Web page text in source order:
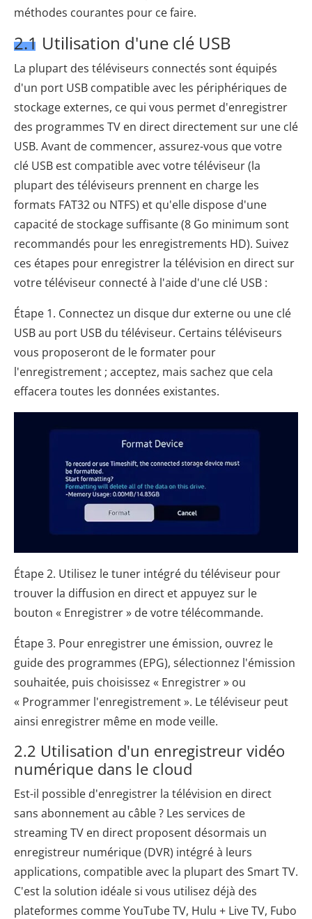
méthodes courantes pour ce faire.
2.1 Utilisation d'une clé USB
La plupart des téléviseurs connectés sont équipés
d'un port USB compatible avec les périphériques de
stockage externes, ce qui vous permet d'enregistrer
des programmes TV en direct directement sur une clé
USB. Avant de commencer, assurez-vous que votre
clé USB est compatible avec votre téléviseur (la
plupart des téléviseurs prennent en charge les
formats FAT32 ou NTFS) et qu'elle dispose d'une
capacité de stockage suffisante (8 Go minimum sont
recommandés pour les enregistrements HD). Suivez
ces étapes pour enregistrer la télévision en direct sur
votre téléviseur connecté à l'aide d'une clé USB :
Étape 1. Connectez un disque dur externe ou une clé
USB au port USB du téléviseur. Certains téléviseurs
vous proposeront de le formater pour
l'enregistrement ; acceptez, mais sachez que cela
effacera toutes les données existantes.
Étape 2. Utilisez le tuner intégré du téléviseur pour
trouver la diffusion en direct et appuyez sur le
bouton « Enregistrer » de votre télécommande.
Étape 3. Pour enregistrer une émission, ouvrez le
guide des programmes (EPG), sélectionnez l'émission
souhaitée, puis choisissez « Enregistrer » ou
« Programmer l'enregistrement ». Le téléviseur peut
ainsi enregistrer même en mode veille.
2.2 Utilisation d'un enregistreur vidéo
numérique dans le cloud
Est-il possible d'enregistrer la télévision en direct
sans abonnement au câble ? Les services de
streaming TV en direct proposent désormais un
enregistreur numérique (DVR) intégré à leurs
applications, compatible avec la plupart des Smart TV.
C'est la solution idéale si vous utilisez déjà des
plateformes comme YouTube TV, Hulu + Live TV, Fubo